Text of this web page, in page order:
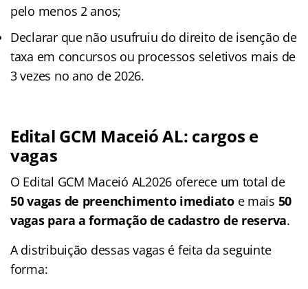
pelo menos 2 anos;
Declarar que não usufruiu do direito de isenção de
taxa em concursos ou processos seletivos mais de
3 vezes no ano de 2026.
Edital GCM Maceió AL: cargos e
vagas
O Edital GCM Maceió AL2026 oferece um total de
50 vagas de preenchimento imediatoe mais 50
vagas para a formação de cadastro de reserva.
A distribuição dessas vagas é feita da seguinte
forma: